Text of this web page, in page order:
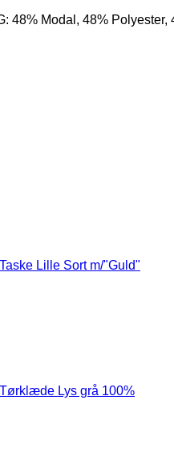
48% Modal, 48% Polyester,